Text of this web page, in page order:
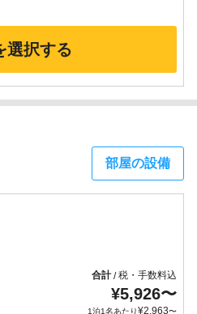
選択する
部屋の設備
合計/税・手数料込
¥5,926〜
1泊1名あたり¥2,963〜